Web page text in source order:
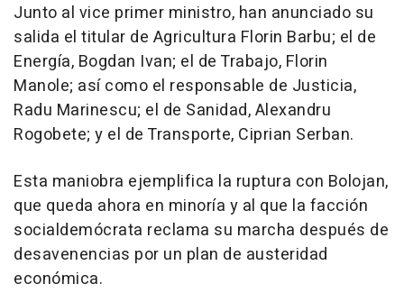
Junto al vice primer ministro, han anunciado su
salida el titular de Agricultura Florin Barbu; el de
Energía, Bogdan Ivan; el de Trabajo, Florin
Manole; así como el responsable de Justicia,
Radu Marinescu; el de Sanidad, Alexandru
Rogobete; y el de Transporte, Ciprian Serban.
Esta maniobra ejemplifica la ruptura con Bolojan,
que queda ahora en minoría y al que la facción
socialdemócrata reclama su marcha después de
desavenencias por un plan de austeridad
económica.